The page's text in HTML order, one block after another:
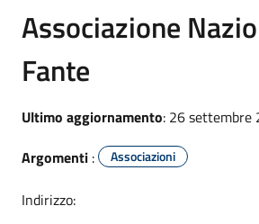
Associazione
Fante
Ultimo aggiornamento: 26 settembre
Argomenti : Associazioni
Indirizzo: